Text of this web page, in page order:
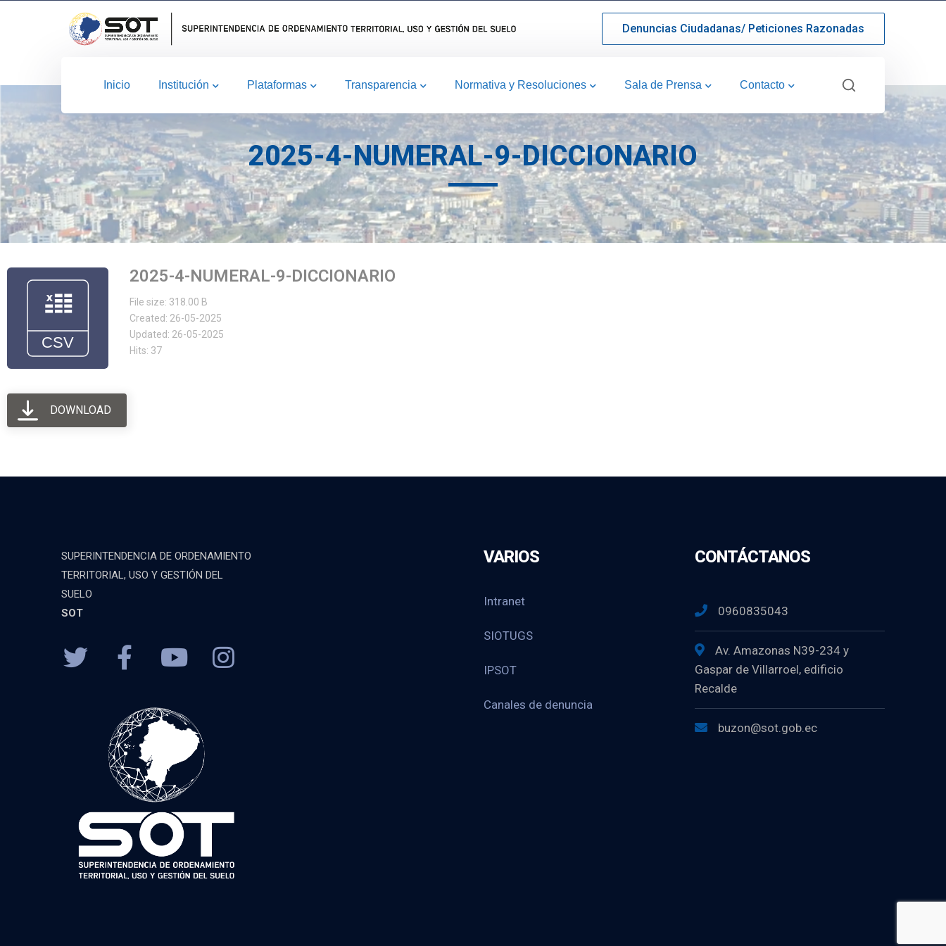
Denuncias Ciudadanas/ Peticiones Razonadas
Inicio Institución Plataformas Transparencia Normativa y Resoluciones Sala de Prensa Contacto
2025-4-NUMERAL-9-DICCIONARIO
2025-4-NUMERAL-9-DICCIONARIO
File size: 318.00 B
Created: 26-05-2025
Updated: 26-05-2025
Hits: 37
DOWNLOAD
SUPERINTENDENCIA DE ORDENAMIENTO
TERRITORIAL, USO Y GESTIÓN DEL
SUELO
SOT
VARIOS
Intranet
SIOTUGS
IPSOT
Canales de denuncia
CONTÁCTANOS
0960835043
Av. Amazonas N39-234 y
Gaspar de Villarroel, edificio
Recalde
buzon@sot.gob.ec